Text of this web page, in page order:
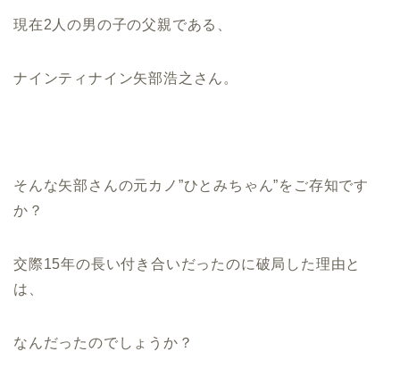
現在2人の男の子の父親である、
ナインティナイン矢部浩之さん。
そんな矢部さんの元カノ”ひとみちゃん”をご存知です
か？
交際15年の長い付き合いだったのに破局した理由と
は、
なんだったのでしょうか？